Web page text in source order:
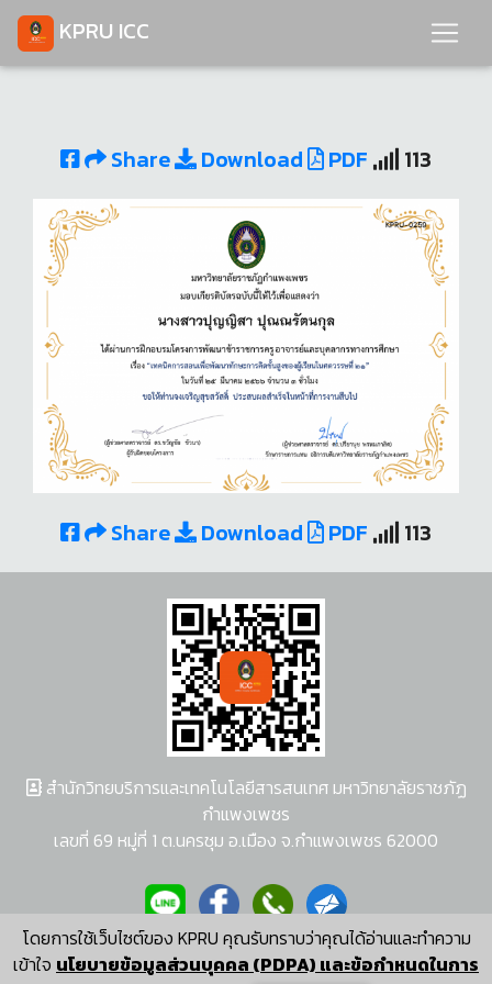
KPRU ICC
Share Download PDF 113
Share Download PDF 113
โดยการใช้เว็บไซต์ของ KPRU คุณรับทราบว่าคุณได้อ่านและทำความ
เข้าใจ นโยบายข้อมูลส่วนบุคคล (PDPA) และข้อกำหนดในการ
สำนักวิทยบริการและเทคโนโลยีสารสนเทศ มหาวิทยาลัยราชภัฏ
กำแพงเพชร
เลขที่ 69 หมู่ที่ 1 ต.นครชุม อ.เมือง จ.กำแพงเพชร 62000
ผู้พัฒนาระบบ อนุชา พวงผกา